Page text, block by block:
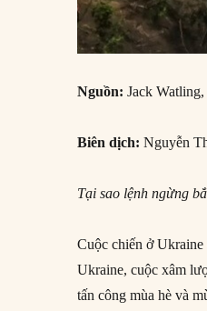
Nguồn: Jack Watling,
Biên dịch:Nguyễn
Tại sao lệnh ngừng
Cuộc chiến ở Ukraine
Ukraine, cuộc xâm
tấn công mùa hè và